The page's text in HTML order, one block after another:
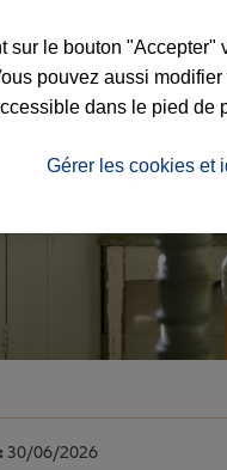
30/06/2026
sur le bouton
pouvez aussi
dans le pied de
Gérer les cookies et